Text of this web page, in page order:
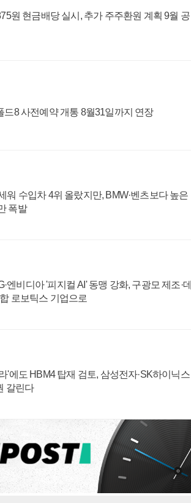
원 현금배당 실시, 추가 주주환원 계획 9월 공
드8 사전예약 개통 8월31일까지 연장
워 수입차 4위 올랐지만, BMW·벤츠보다 높은
폭발
엔비디아 '피지컬 AI' 동맹 강화, 구광모 제조·데
로보틱스 기업으로
'에도 HBM4 탑재 검토, 삼성전자·SK하이닉스
갈린다